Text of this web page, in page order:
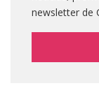
newsletter de